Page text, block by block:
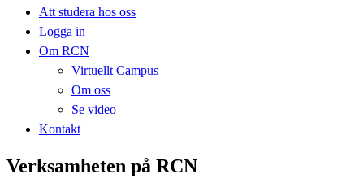
Att studera hos oss
Logga in
Om RCN
Virtuellt Campus
Om oss
Se video
Kontakt
Verksamheten på RCN